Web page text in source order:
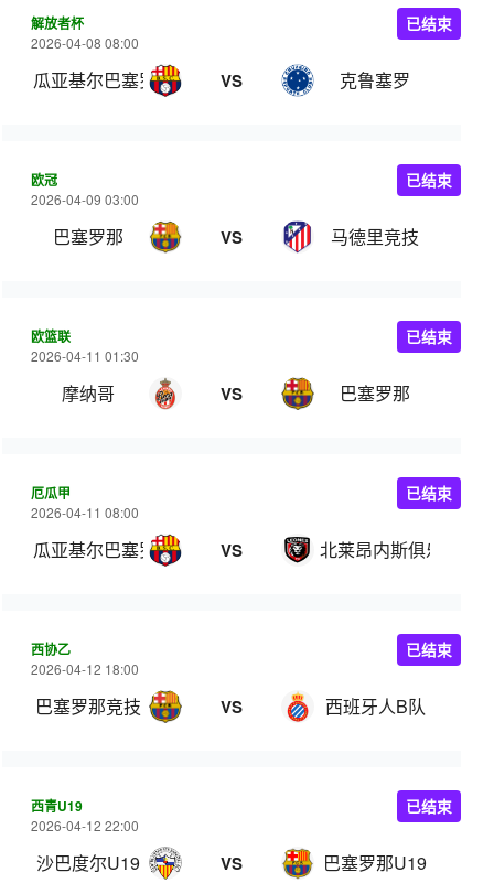
解放者杯
2026-04-08 08:00
瓜亚基尔巴塞罗那 VS 克鲁塞罗
已结束
欧冠
2026-04-09 03:00
巴塞罗那 VS 马德里竞技
已结束
欧篮联
2026-04-11 01:30
摩纳哥 VS 巴塞罗那
已结束
厄瓜甲
2026-04-11 08:00
瓜亚基尔巴塞罗那 VS 北莱昂内斯俱乐部
已结束
西协乙
2026-04-12 18:00
巴塞罗那竞技 VS 西班牙人B队
已结束
西青U19
2026-04-12 22:00
沙巴度尔U19 VS 巴塞罗那U19
已结束